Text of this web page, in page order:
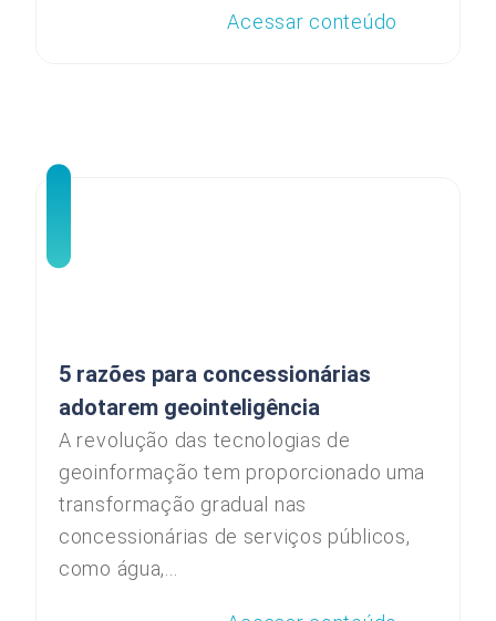
Acessar conteúdo
5 razões para concessionárias
adotarem geointeligência
A revolução das tecnologias de
geoinformação tem proporcionado uma
transformação gradual nas
concessionárias de serviços públicos,
como água,...